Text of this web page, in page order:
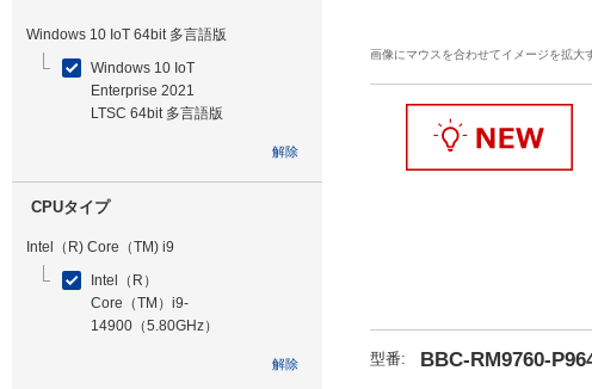
Windows 10 IoT 64bit 多言語版
Windows 10 IoT
Enterprise 2021
LTSC 64bit 多言語版
解除
CPUタイプ
Intel（R) Core（TM) i9
Intel（R）
Core（TM）i9-
14900（5.80GHz）
解除
画像にマウスを合わせてイメージを拡大
型番: BBC-RM9760-